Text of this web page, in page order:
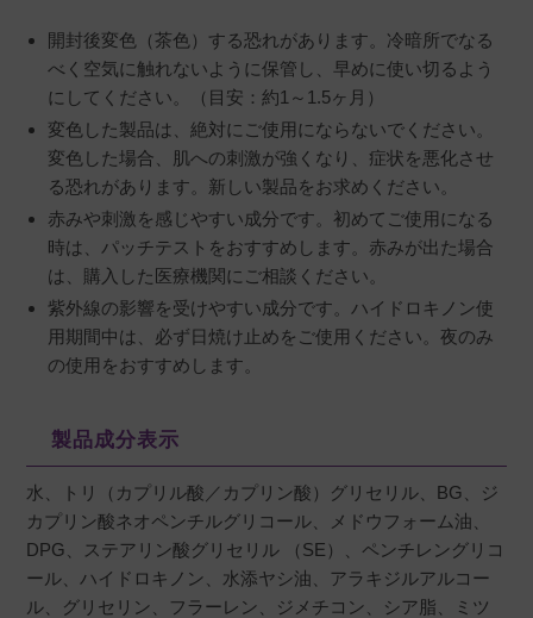
開封後変色（茶色）する恐れがあります。冷暗所でなる
べく空気に触れないように保管し、早めに使い切るよう
にしてください。（目安：約1～1.5ヶ月）
変色した製品は、絶対にご使用にならないでください。
変色した場合、肌への刺激が強くなり、症状を悪化させ
る恐れがあります。新しい製品をお求めください。
赤みや刺激を感じやすい成分です。初めてご使用になる
時は、パッチテストをおすすめします。赤みが出た場合
は、購入した医療機関にご相談ください。
紫外線の影響を受けやすい成分です。ハイドロキノン使
用期間中は、必ず日焼け止めをご使用ください。夜のみ
の使用をおすすめします。
製品成分表示
水、トリ（カプリル酸／カプリン酸）グリセリル、BG、ジ
カプリン酸ネオペンチルグリコール、メドウフォーム油、
DPG、ステアリン酸グリセリル （SE）、ペンチレングリコ
ール、ハイドロキノン、水添ヤシ油、アラキジルアルコー
ル、グリセリン、フラーレン、ジメチコン、シア脂、ミツ